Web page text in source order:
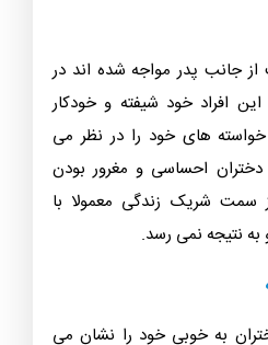
جانب پدر مواجه شده اند در
افراد خود شیفته و خودکار
های خود را در نظر می
دختران احساسی و مغرور بودن
سمت شریک زندگی معمولا با
به نتیجه نمی رسد.
به خوبی خود را نشان می